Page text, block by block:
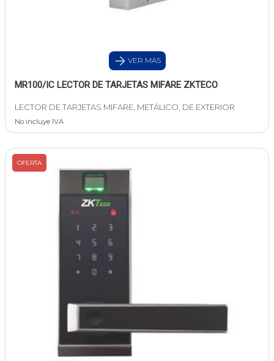
VER MAS
MR100/IC LECTOR DE TARJETAS MIFARE ZKTECO
LECTOR DE TARJETAS MIFARE, METÁLICO, DE EXTERIOR
No incluye IVA
OFERTA